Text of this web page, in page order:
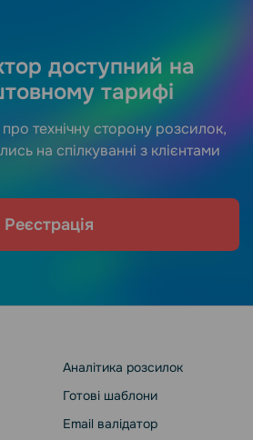
доступний на
тарифі
технічну сторону розсилок,
на спілкуванні з клієнтами
Реєстрація
Аналітика розсилок
Готові шаблони
Email валідатор